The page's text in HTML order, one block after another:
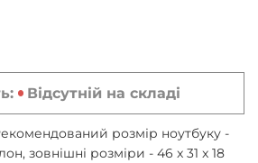
Відсутній на складі
розмір ноутбуку -
зовнішні розміри - 46 x 31 x 18